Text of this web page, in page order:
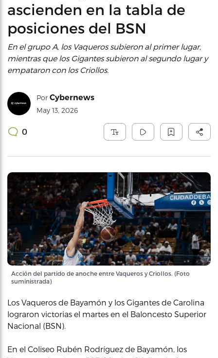
ascienden en la tabla de
posiciones del BSN
En el grupo A, los Vaqueros subieron al primer lugar,
mientras que los Gigantes subieron al segundo lugar y
empataron con los Criollos.
Por Cybernews
May 13, 2026
0
Acción del partido de anoche entre Vaqueros y Criollos. (Foto
suministrada)
Los Vaqueros de Bayamón y los Gigantes de Carolina
lograron victorias el martes en el Baloncesto Superior
Nacional (BSN).
En el Coliseo Rubén Rodríguez de Bayamón, los